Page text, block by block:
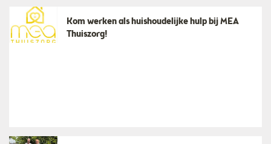
Kom werken als huishoudelijke hulp bij MEA
Thuiszorg!